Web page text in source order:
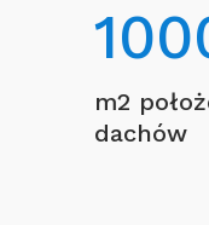
m2
dachów